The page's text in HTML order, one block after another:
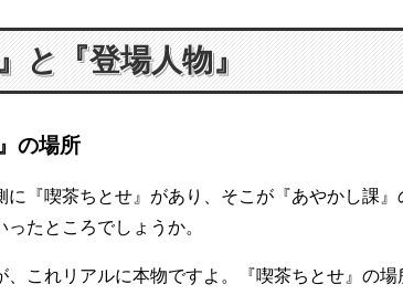
と『登場人物』
の場所
に『喫茶ちとせ』があり、そこが『あやかし課
たところでしょうか。
、これリアルに本物ですよ。『喫茶ちとせ』の